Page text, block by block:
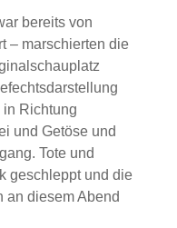
bereits von
– marschierten die
in Richtung
und Getöse und
Tote und
geschleppt und die
an diesem Abend